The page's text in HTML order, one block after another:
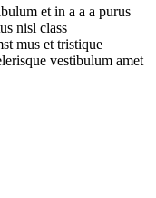
et in a a a purus
nisl class
mus et tristique
vestibulum amet